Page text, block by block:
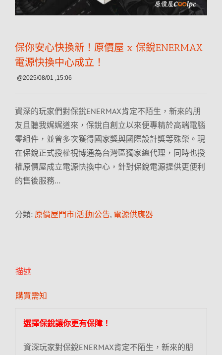
保你安心快換新！原價屋 x 保銳ENERMAX
電源快換中心成立！
@2025/08/01 ,15:06
資深的玩家們對保銳ENERMAX肯定不陌生，新來的朋
友且聽我娓娓道來，保銳自創立以來便專精於高端電腦
零組件，並曾多次獲得國家獎與國際設計獎等殊榮。現
在保銳正式授權視博通為台灣區獨家總代理，同時也授
權原價屋成立電源快換中心，針對保銳電源提供更便利
的售後服務…
分類: 原價屋門市|活動|公告, 電源供應器
描述
購買需知
選擇保銳讓你更有保障！
資深玩家對保銳ENERMAX肯定不陌生，新來的朋